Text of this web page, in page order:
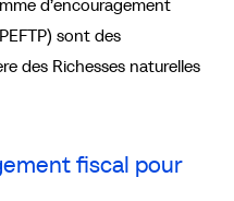
d’encouragement
sont des
des Richesses naturelles
fiscal pour